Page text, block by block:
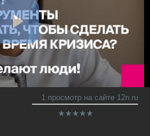
1 просмотр на сайте 12n.ru